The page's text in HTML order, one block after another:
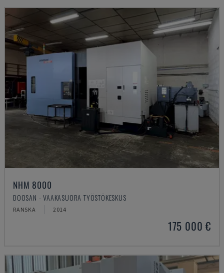
NHM 8000
DOOSAN - VAAKASUORA TYÖSTÖKESKUS
RANSKA 2014
175 000 €